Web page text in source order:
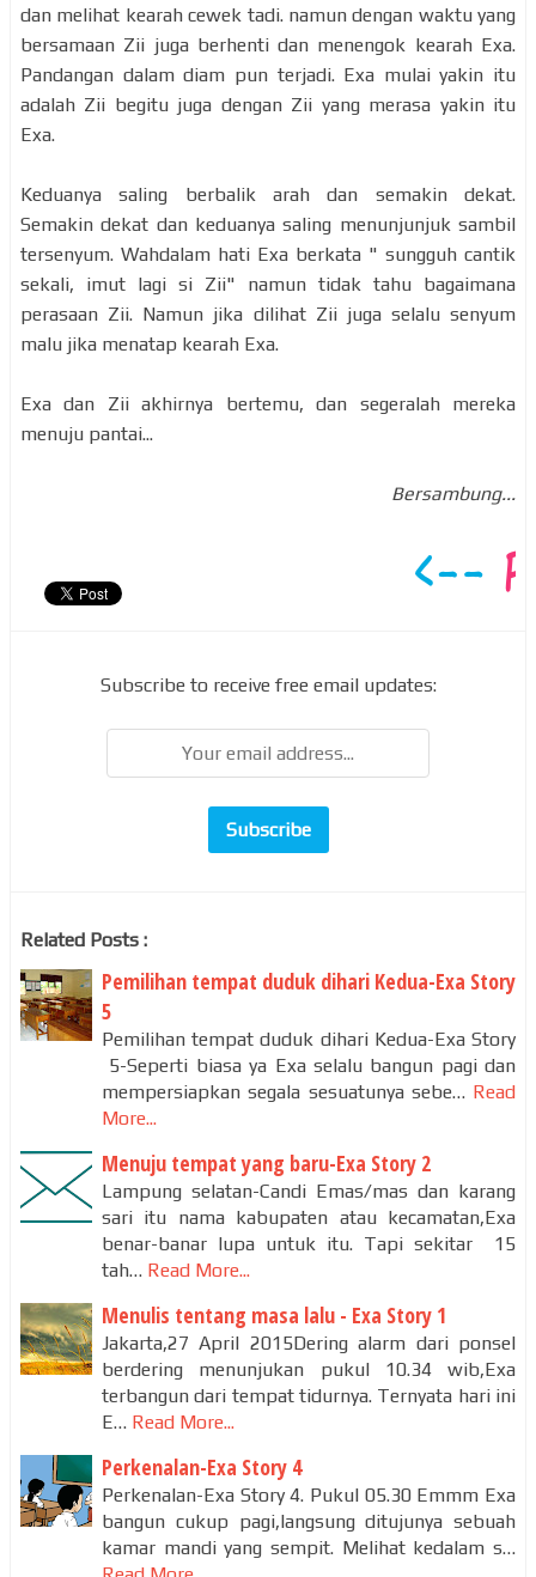
dan melihat kearah cewek tadi. namun dengan waktu yang
bersamaan Zii juga berhenti dan menengok kearah Exa.
Pandangan dalam diam pun terjadi. Exa mulai yakin itu
adalah Zii begitu juga dengan Zii yang merasa yakin itu
Exa.
Keduanya saling berbalik arah dan semakin dekat.
Semakin dekat dan keduanya saling menunjunjuk sambil
tersenyum. Wahdalam hati Exa berkata " sungguh cantik
sekali, imut lagi si Zii" namun tidak tahu bagaimana
perasaan Zii. Namun jika dilihat Zii juga selalu senyum
malu jika menatap kearah Exa.
Exa dan Zii akhirnya bertemu, dan segeralah mereka
menuju pantai...
Bersambung...
Subscribe to receive free email updates:
Related Posts :
Pemilihan tempat duduk dihari Kedua-Exa Story
5
Pemilihan tempat duduk dihari Kedua-Exa Story
5-Seperti biasa ya Exa selalu bangun pagi dan
mempersiapkan segala sesuatunya sebe… Read
More...
Menuju tempat yang baru-Exa Story 2
Lampung selatan-Candi Emas/mas dan karang
sari itu nama kabupaten atau kecamatan,Exa
benar-banar lupa untuk itu. Tapi sekitar 15
tah… Read More...
Menulis tentang masa lalu - Exa Story 1
Jakarta,27 April 2015Dering alarm dari ponsel
berdering menunjukan pukul 10.34 wib,Exa
terbangun dari tempat tidurnya. Ternyata hari ini
E… Read More...
Perkenalan-Exa Story 4
Perkenalan-Exa Story 4. Pukul 05.30 Emmm Exa
bangun cukup pagi,langsung ditujunya sebuah
kamar mandi yang sempit. Melihat kedalam s…